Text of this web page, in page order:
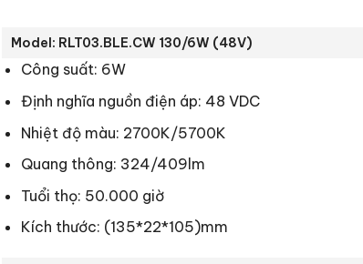
Model: RLT03.BLE.CW 130/6W (48V)
Công suất: 6W
Định nghĩa nguồn điện áp: 48 VDC
Nhiệt độ màu: 2700K/5700K
Quang thông: 324/409lm
Tuổi thọ: 50.000 giờ
Kích thước: (135*22*105)mm